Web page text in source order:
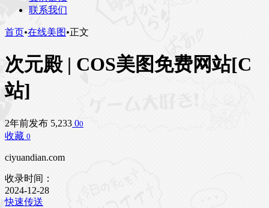
联系我们
首页•在线美图 •正文
次元殿 | COS美图免费网站[C
站]
2年前发布 5,233 00
收藏 0
ciyuandian.com
收录时间：
2024-12-28
快速传送